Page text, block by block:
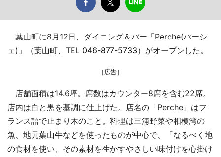
葉山町に8月12日、ダイニング＆バー「Perche(パーシ
ェ)」（葉山町、TEL 046-877-5733）がオープンした。
［広告］
店舗面積は14.6坪。席数はカウンター8席を含む22席。
店内は白と黒を基調に仕上げた。店名の「Perche」はフ
ランス語で止まり木のこと。料理は三浦野菜や相模湾の
魚、地元葉山牛などを使ったものが中心で、「なるべく地
の食材を使い、その素材を生かすやさしい味付けを心掛け